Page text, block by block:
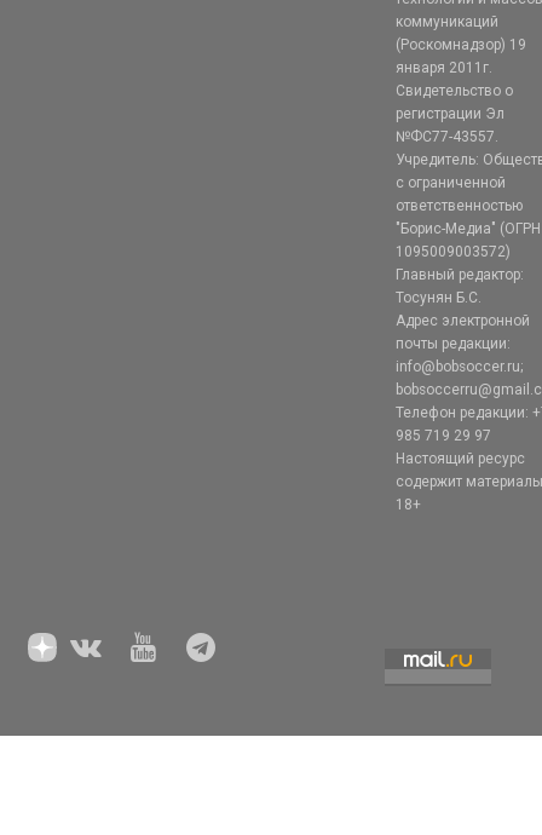
коммуникаций
(Роскомнадзор) 19
января 2011г.
Свидетельство о
регистрации Эл
№ФС77-43557.
Учредитель:
с ограниченной
ответственностью
"Борис-Медиа" (ОГРН
1095009003572)
Главный редактор:
Тосунян Б.С.
Адрес электронной
почты редакции:
info@bobsoccer.ru;
Телефон редакции:
985 719 29 97
Настоящий ресурс
содержит
18+